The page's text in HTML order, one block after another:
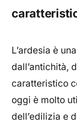
L’ardesia è
dall’antichità,
caratteristico
oggi è molto
dell’edilizia e